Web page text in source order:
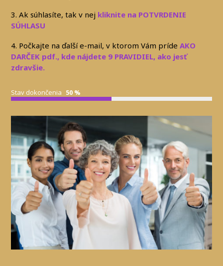
3. Ak súhlasíte, tak v nej kliknite na POTVRDENIE
SÚHLASU
4. Počkajte na ďalší e-mail, v ktorom Vám prídeAKO
DARČEK pdf., kde nájdete 9 PRAVIDIEL, ako jesť
zdravšie.
Stav dokončenia 50 %